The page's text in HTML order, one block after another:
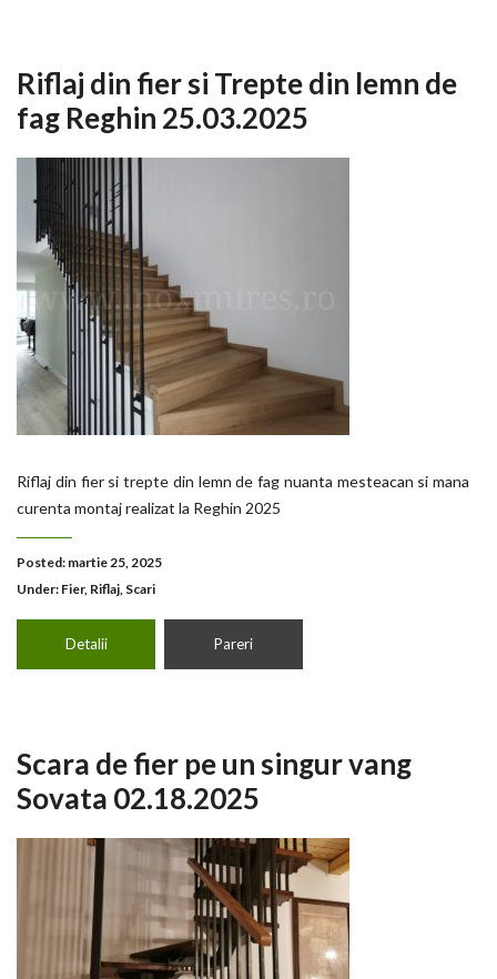
Riflaj din fier si Trepte din lemn de
fag Reghin 25.03.2025
Riflaj din fier si trepte din lemn de fag nuanta mesteacan si mana
curenta montaj realizat la Reghin 2025
Posted: martie 25, 2025
Under: Fier, Riflaj, Scari
Detalii Pareri
Scara de fier pe un singur vang
Sovata 02.18.2025